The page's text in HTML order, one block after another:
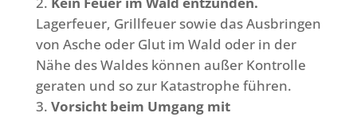
Lagerfeuer, Grillfeuer sowie das Ausbringen
von Asche oder Glut im Wald oder in der
Nähe des Waldes können außer Kontrolle
geraten und so zur Katastrophe führen.
Vorsicht beim Umgang mit